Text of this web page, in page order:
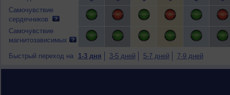
Самочувствие
сердечников
Самочувствие
магнитозависимых
Быстрый переход на 1-3 дня 3-5 дней 5-7 дней 7-9 дней